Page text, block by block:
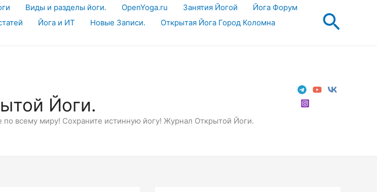
Виды и разделы йоги. OpenYoga.ru Занятия Йогой
Йога Форум
Йога и ИТ Новые Записи.
Открытая Йога Город Коломна
Йоги.
всему миру! Сохраните истинную йогу! Журнал Открытой Йоги.